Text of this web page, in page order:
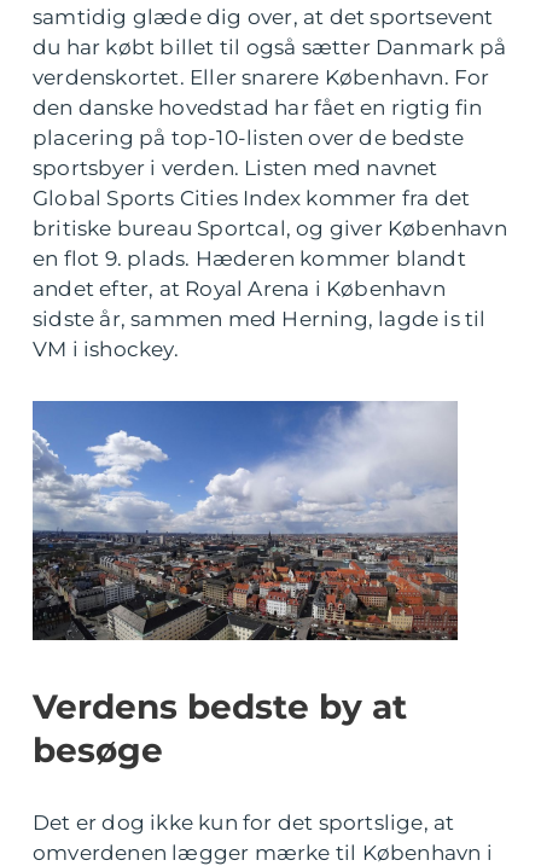
samtidig glæde dig over, at det sportsevent
du har købt billet til også sætter Danmark på
verdenskortet. Eller snarere København. For
den danske hovedstad har fået en rigtig fin
placering på top-10-listen over de bedste
sportsbyer i verden. Listen med navnet
Global Sports Cities Index kommer fra det
britiske bureau Sportcal, og giver København
en flot 9. plads. Hæderen kommer blandt
andet efter, at Royal Arena i København
sidste år, sammen med Herning, lagde is til
VM i ishockey.
Verdens bedste by at
besøge
Det er dog ikke kun for det sportslige, at
omverdenen lægger mærke til København i